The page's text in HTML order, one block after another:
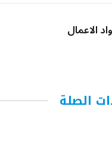
الاعمال
الصلة